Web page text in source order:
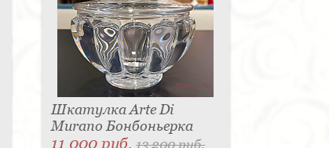
Шкатулка Arte Di
Murano Бонбоньерка
11 000 руб.13 200 руб.